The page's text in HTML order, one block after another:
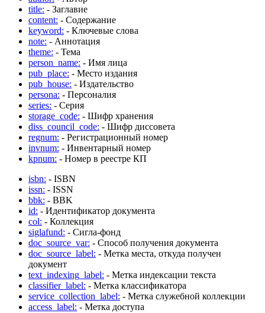
title: - Заглавие
content: - Содержание
keyword: - Ключевые слова
note: - Аннотация
theme: - Тема
person_name: - Имя лица
pub_place: - Место издания
pub_house: - Издательство
persona: - Персоналия
series: - Серия
storage_code: - Шифр хранения
diss_council_code: - Шифр диссовета
regnum: - Регистрационный номер
invnum: - Инвентарный номер
kpnum: - Номер в реестре КП
isbn: - ISBN
issn: - ISSN
bbk: - BBK
id: - Идентификатор документа
col: - Коллекция
siglafund: - Сигла-фонд
doc_source_var: - Способ получения документа
doc_source_label: - Метка места, откуда получен
документ
text_indexing_label: - Метка индексации текста
classifier_label: - Метка классификатора
service_collection_label: - Метка служебной коллекции
access_label: - Метка доступа